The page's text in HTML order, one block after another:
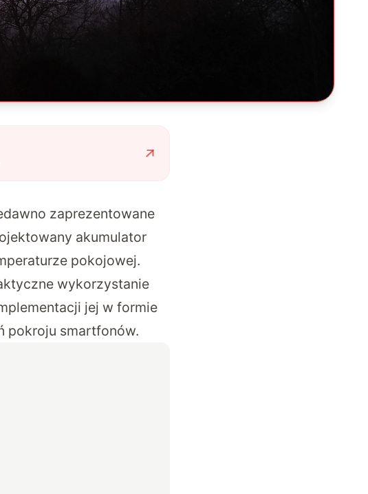
zaprezentowane
akumulator
pokojowej.
wykorzystanie
jej w formie
pokroju smartfonów.